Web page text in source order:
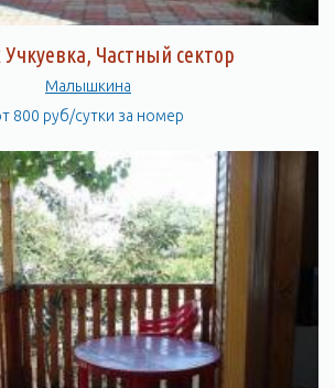
Частный сектор
Малышкина
800 руб/сутки за номер